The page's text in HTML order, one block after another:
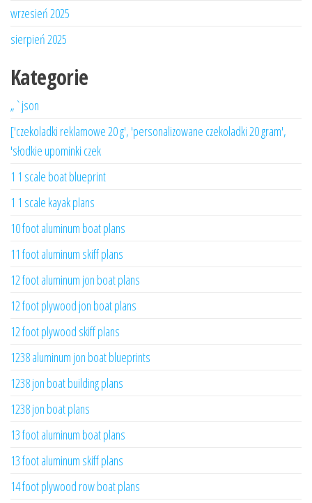
wrzesień 2025
sierpień 2025
Kategorie
„`json
['czekoladki reklamowe 20 g', 'personalizowane czekoladki 20 gram',
'słodkie upominki czek
1 1 scale boat blueprint
1 1 scale kayak plans
10 foot aluminum boat plans
11 foot aluminum skiff plans
12 foot aluminum jon boat plans
12 foot plywood jon boat plans
12 foot plywood skiff plans
1238 aluminum jon boat blueprints
1238 jon boat building plans
1238 jon boat plans
13 foot aluminum boat plans
13 foot aluminum skiff plans
14 foot plywood row boat plans